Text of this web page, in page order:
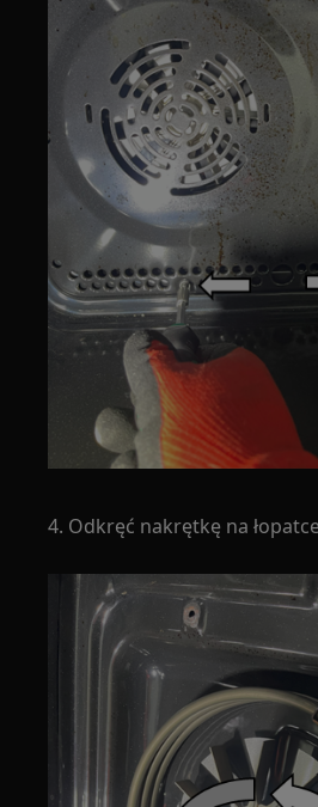
4. Odkręć nakrętkę na